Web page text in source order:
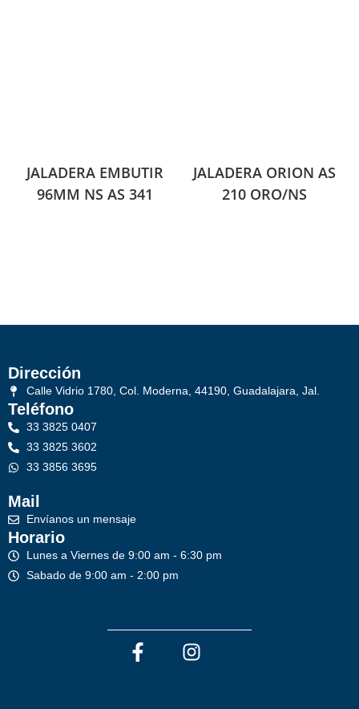
JALADERA EMBUTIR
96MM NS AS 341
JALADERA ORION AS
210 ORO/NS
Dirección
Calle Vidrio 1780, Col. Moderna, 44190, Guadalajara, Jal.
Teléfono
33 3825 0407
33 3825 3602
33 3856 3695
Mail
Envíanos un mensaje
Horario
Lunes a Viernes de 9:00 am - 6:30 pm
Sabado de 9:00 am - 2:00 pm